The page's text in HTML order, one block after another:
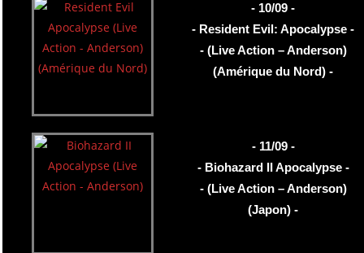
- 10/09 -
- Resident Evil: Apocalypse -
- (Live Action – Anderson)
(Amérique du Nord) -
- 11/09 -
- Biohazard II Apocalypse -
- (Live Action – Anderson)
(Japon) -